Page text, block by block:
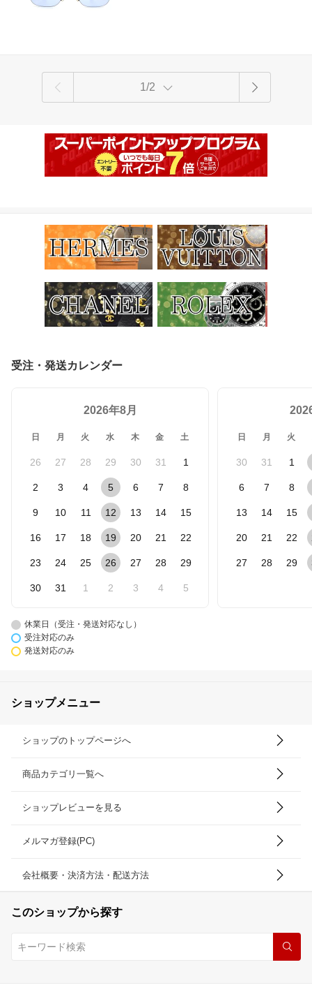
1/2
受注・発送カレンダー
2026年8月
日 月 火 水 木 金 土
26 27 28 29 30 31 1
2 3 4 5 6 7 8
9 10 11 12 13 14 15
16 17 18 19 20 21 22
23 24 25 26 27 28 29
30 31 1 2 3 4 5
日 月 火
30 31 1
6 7 8
13 14 15
20 21 22
27 28 29
休業日（受注・発送対応なし）
受注対応のみ
発送対応のみ
ショップメニュー
ショップのトップページへ
商品カテゴリ一覧へ
ショップレビューを見る
メルマガ登録(PC)
会社概要・決済方法・配送方法
このショップから探す